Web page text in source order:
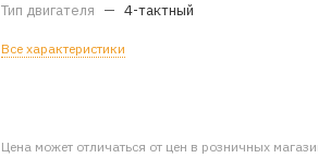
Тип двигателя — 4-тактный
Все характеристики
Цена может отличаться от цен в розничных